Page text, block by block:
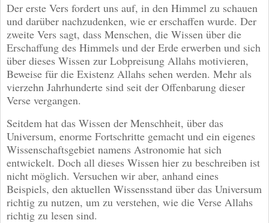
Der erste Vers fordert uns auf, in den Himmel zu schauen
und darüber nachzudenken, wie er erschaffen wurde. Der
zweite Vers sagt, dass Menschen, die Wissen über die
Erschaffung des Himmels und der Erde erwerben und sich
über dieses Wissen zur Lobpreisung Allahs motivieren,
Beweise für die Existenz Allahs sehen werden. Mehr als
vierzehn Jahrhunderte sind seit der Offenbarung dieser
Verse vergangen.
Seitdem hat das Wissen der Menschheit, über das
Universum, enorme Fortschritte gemacht und ein eigenes
Wissenschaftsgebiet namens Astronomie hat sich
entwickelt. Doch all dieses Wissen hier zu beschreiben ist
nicht möglich. Versuchen wir aber, anhand eines
Beispiels, den aktuellen Wissensstand über das Universum
richtig zu nutzen, um zu verstehen, wie die Verse Allahs
richtig zu lesen sind.